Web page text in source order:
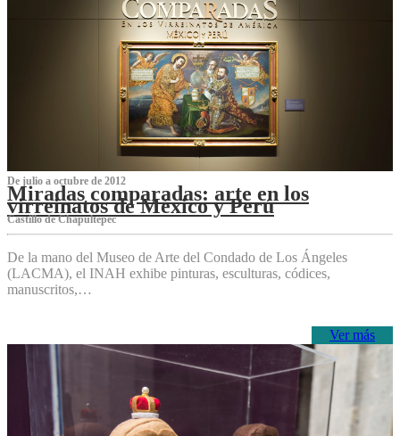
De julio a octubre de 2012
Miradas comparadas: arte en los
virreinatos de México y Perú
Castillo de Chapultepec
De la mano del Museo de Arte del Condado de Los Ángeles
(LACMA), el INAH exhibe pinturas, esculturas, códices,
manuscritos,…
Ver más